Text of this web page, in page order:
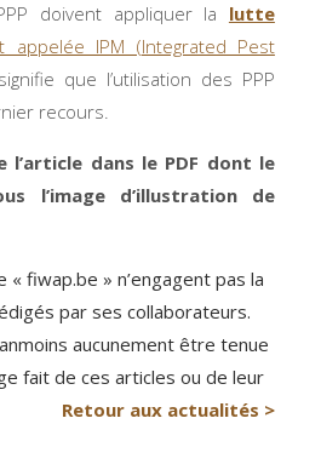
doivent appliquer la lutte
appelée IPM (Integrated Pest
que l’utilisation des PPP
recours.
l’article dans le PDF dont le
l’image d’illustration de
fiwap.be » n’engagent pas la
par ses collaborateurs.
aucunement être tenue
fait de ces articles ou de leur
Retour aux actualités >